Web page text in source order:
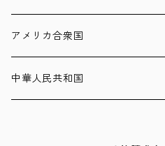
アメリカ合衆国
中華人民共和国